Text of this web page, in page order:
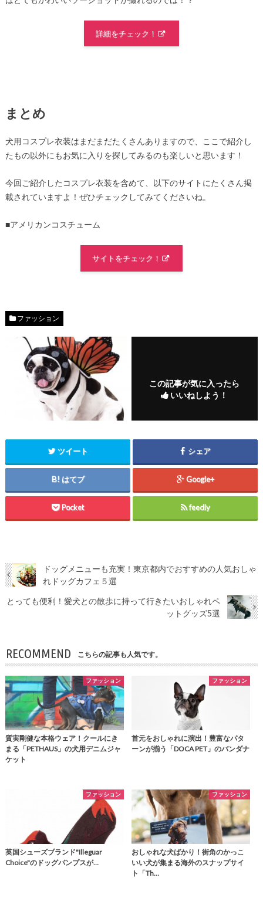
詳細をチェック！
まとめ
犬用コスプレ衣装はまだまだたくさんありますので、ここで紹介し
たもの以外にもお気に入りを探してみるのも楽しいと思います！
今回ご紹介したコスプレ衣装を含めて、以下のサイトにたくさん掲
載されていますよ！ぜひチェックしてみてくださいね。
■アメリカンコスチューム
サイトをチェック！
ファッション
この記事が気に入ったら
いいねしよう！
ツイート シェア
はてブ Google+
Pocket feedly
ドッグメニューも充実！東京都内でおすすめの人気おしゃ
れドッグカフェ５選
とっても便利！愛犬との散歩に持って行きたいおしゃれペ
ットグッズ5選
RECOMMEND こちらの記事も人気です。
ファッション
質実剛健な本格ウェア！クールにき
まる「PETHAUS」の犬用デニムジャ
ケット
ファッション
首元をおしゃれに演出！豊富なパタ
ーンが揃う「DOCA PET」のバンダナ
ファッション
英国シューズブランド"Illeguar
Choice"のドッグパンプスが…
ファッション
おしゃれな犬ばかり！街角のかっこ
いい犬が集まる海外のスナップサイ
ト「Th…